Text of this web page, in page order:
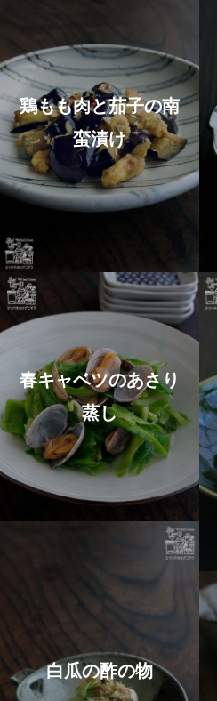
鶏もも肉と茄子の南
蛮漬け
春キャベツのあさり
蒸し
白瓜の酢の物